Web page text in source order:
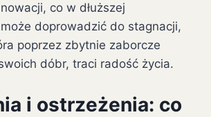
co w dłuższej
doprowadzić do stagnacji,
poprzez zbytnie zaborcze
dóbr, traci radość życia.
i ostrzeżenia: co